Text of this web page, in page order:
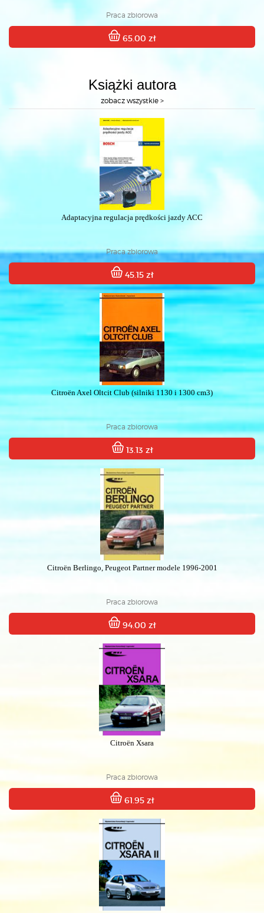
Praca zbiorowa
65.00 zł
Książki autora
zobacz wszystkie >
Adaptacyjna regulacja prędkości jazdy ACC
Praca zbiorowa
45.15 zł
Citroën Axel Oltcit Club (silniki 1130 i 1300 cm3)
Praca zbiorowa
13.13 zł
Citroën Berlingo, Peugeot Partner modele 1996-2001
Praca zbiorowa
94.00 zł
Citroën Xsara
Praca zbiorowa
61.95 zł